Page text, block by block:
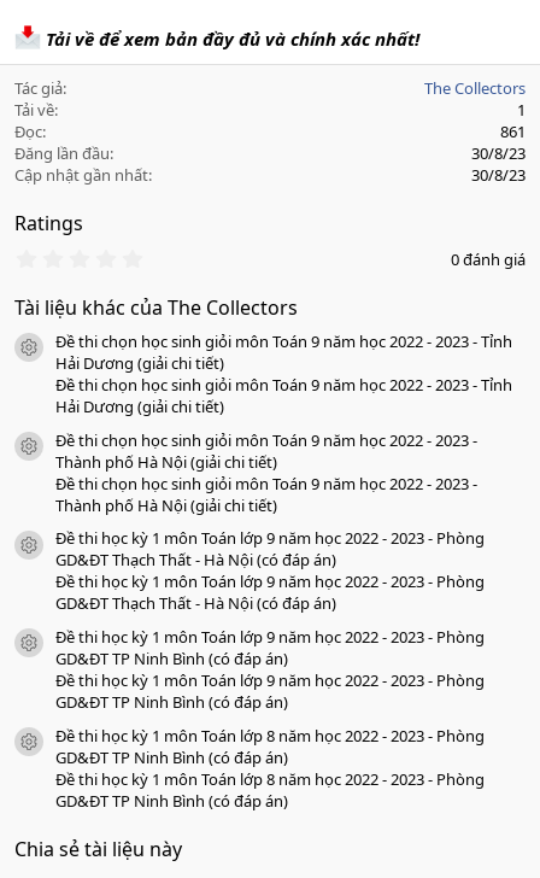
Tải về để xem bản đầy đủ và chính xác nhất!
Tác giả
The Collectors
Tải về
1
Đọc
861
Đăng lần đầu
30/8/23
Cập nhật gần nhất
30/8/23
Ratings
0
0
a
o
0 đánh giá
Tài liệu khác của The Collectors
icon tài liệu
Đề thi chọn học sinh giỏi môn Toán 9 năm học 2022 - 2023 - Tỉnh
Hải Dương (giải chi tiết)
Đề thi chọn học sinh giỏi môn Toán 9 năm học 2022 - 2023 - Tỉnh
Hải Dương (giải chi tiết)
icon tài liệu
Đề thi chọn học sinh giỏi môn Toán 9 năm học 2022 - 2023 -
Thành phố Hà Nội (giải chi tiết)
Đề thi chọn học sinh giỏi môn Toán 9 năm học 2022 - 2023 -
Thành phố Hà Nội (giải chi tiết)
icon tài liệu
Đề thi học kỳ 1 môn Toán lớp 9 năm học 2022 - 2023 - Phòng
GD&ĐT Thạch Thất - Hà Nội (có đáp án)
Đề thi học kỳ 1 môn Toán lớp 9 năm học 2022 - 2023 - Phòng
GD&ĐT Thạch Thất - Hà Nội (có đáp án)
icon tài liệu
Đề thi học kỳ 1 môn Toán lớp 9 năm học 2022 - 2023 - Phòng
GD&ĐT TP Ninh Bình (có đáp án)
Đề thi học kỳ 1 môn Toán lớp 9 năm học 2022 - 2023 - Phòng
GD&ĐT TP Ninh Bình (có đáp án)
icon tài liệu
Đề thi học kỳ 1 môn Toán lớp 8 năm học 2022 - 2023 - Phòng
GD&ĐT TP Ninh Bình (có đáp án)
Đề thi học kỳ 1 môn Toán lớp 8 năm học 2022 - 2023 - Phòng
GD&ĐT TP Ninh Bình (có đáp án)
Chia sẻ tài liệu này